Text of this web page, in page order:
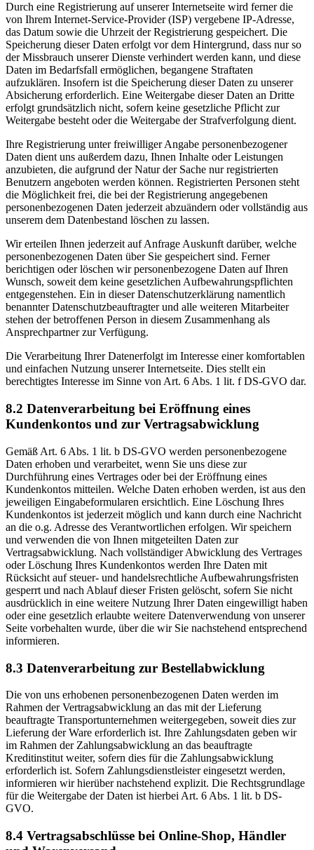
Durch eine Registrierung auf unserer Internetseite wird ferner die
von Ihrem Internet-Service-Provider (ISP) vergebene IP-Adresse,
das Datum sowie die Uhrzeit der Registrierung gespeichert. Die
Speicherung dieser Daten erfolgt vor dem Hintergrund, dass nur so
der Missbrauch unserer Dienste verhindert werden kann, und diese
Daten im Bedarfsfall ermöglichen, begangene Straftaten
aufzuklären. Insofern ist die Speicherung dieser Daten zu unserer
Absicherung erforderlich. Eine Weitergabe dieser Daten an Dritte
erfolgt grundsätzlich nicht, sofern keine gesetzliche Pflicht zur
Weitergabe besteht oder die Weitergabe der Strafverfolgung dient.
Ihre Registrierung unter freiwilliger Angabe personenbezogener
Daten dient uns außerdem dazu, Ihnen Inhalte oder Leistungen
anzubieten, die aufgrund der Natur der Sache nur registrierten
Benutzern angeboten werden können. Registrierten Personen steht
die Möglichkeit frei, die bei der Registrierung angegebenen
personenbezogenen Daten jederzeit abzuändern oder vollständig aus
unserem dem Datenbestand löschen zu lassen.
Wir erteilen Ihnen jederzeit auf Anfrage Auskunft darüber, welche
personenbezogenen Daten über Sie gespeichert sind. Ferner
berichtigen oder löschen wir personenbezogene Daten auf Ihren
Wunsch, soweit dem keine gesetzlichen Aufbewahrungspflichten
entgegenstehen. Ein in dieser Datenschutzerklärung namentlich
benannter Datenschutzbeauftragter und alle weiteren Mitarbeiter
stehen der betroffenen Person in diesem Zusammenhang als
Ansprechpartner zur Verfügung.
Die Verarbeitung Ihrer Datenerfolgt im Interesse einer komfortablen
und einfachen Nutzung unserer Internetseite. Dies stellt ein
berechtigtes Interesse im Sinne von Art. 6 Abs. 1 lit. f DS-GVO dar.
8.2 Datenverarbeitung bei Eröffnung eines
Kundenkontos und zur Vertragsabwicklung
Gemäß Art. 6 Abs. 1 lit. b DS-GVO werden personenbezogene
Daten erhoben und verarbeitet, wenn Sie uns diese zur
Durchführung eines Vertrages oder bei der Eröffnung eines
Kundenkontos mitteilen. Welche Daten erhoben werden, ist aus den
jeweiligen Eingabeformularen ersichtlich. Eine Löschung Ihres
Kundenkontos ist jederzeit möglich und kann durch eine Nachricht
an die o.g. Adresse des Verantwortlichen erfolgen. Wir speichern
und verwenden die von Ihnen mitgeteilten Daten zur
Vertragsabwicklung. Nach vollständiger Abwicklung des Vertrages
oder Löschung Ihres Kundenkontos werden Ihre Daten mit
Rücksicht auf steuer- und handelsrechtliche Aufbewahrungsfristen
gesperrt und nach Ablauf dieser Fristen gelöscht, sofern Sie nicht
ausdrücklich in eine weitere Nutzung Ihrer Daten eingewilligt haben
oder eine gesetzlich erlaubte weitere Datenverwendung von unserer
Seite vorbehalten wurde, über die wir Sie nachstehend entsprechend
informieren.
8.3 Datenverarbeitung zur Bestellabwicklung
Die von uns erhobenen personenbezogenen Daten werden im
Rahmen der Vertragsabwicklung an das mit der Lieferung
beauftragte Transportunternehmen weitergegeben, soweit dies zur
Lieferung der Ware erforderlich ist. Ihre Zahlungsdaten geben wir
im Rahmen der Zahlungsabwicklung an das beauftragte
Kreditinstitut weiter, sofern dies für die Zahlungsabwicklung
erforderlich ist. Sofern Zahlungsdienstleister eingesetzt werden,
informieren wir hierüber nachstehend explizit. Die Rechtsgrundlage
für die Weitergabe der Daten ist hierbei Art. 6 Abs. 1 lit. b DS-
GVO.
8.4 Vertragsabschlüsse bei Online-Shop, Händler